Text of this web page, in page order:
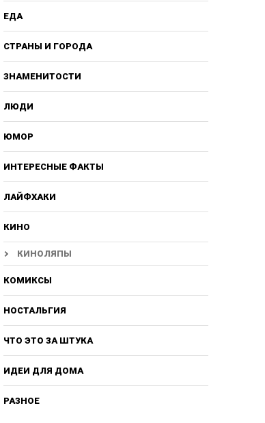
ЕДА
СТРАНЫ И ГОРОДА
ЗНАМЕНИТОСТИ
ЛЮДИ
ЮМОР
ИНТЕРЕСНЫЕ ФАКТЫ
ЛАЙФХАКИ
КИНО
КИНОЛЯПЫ
КОМИКСЫ
НОСТАЛЬГИЯ
ЧТО ЭТО ЗА ШТУКА
ИДЕИ ДЛЯ ДОМА
РАЗНОЕ